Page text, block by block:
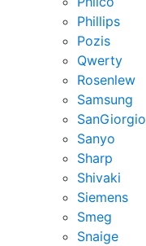
Phillips
Pozis
Qwerty
Rosenlew
Samsung
SanGiorgio
Sanyo
Sharp
Shivaki
Siemens
Smeg
Snaige